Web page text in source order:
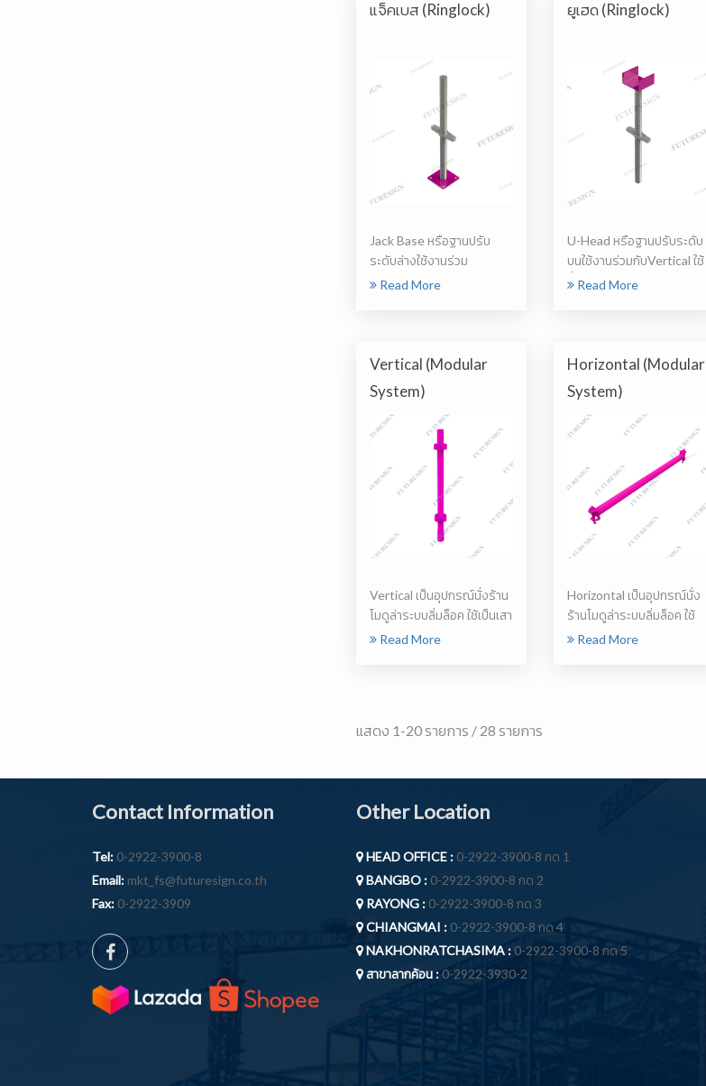
แจ็คเบส (Ringlock)
Jack Base หรือฐานปรับ
ระดับล่างใช้งานร่วม
กับVertical เพื่อรอ...
Read More
ยูเฮด (Ringlock)
U-Head หรือฐานปรับระดับ
บนใช้งานร่วมกับVertical ใช้
ค้ำยันหรื...
Read More
Vertical (Modular
System)
Vertical เป็นอุปกรณ์นั่งร้าน
โมดูล่าระบบลิ่มล็อค ใช้เป็นเสา
ห...Read More
Horizontal (Modular
System)
Horizontal เป็นอุปกรณ์นั่ง
ร้านโมดูล่าระบบลิ่มล็อค ใช้
สำหรับ...
Read More
แสดง 1-20 รายการ / 28 รายการ
Contact Information
Tel: 0-2922-3900-8
Email: mkt_fs@futuresign.co.th
Fax: 0-2922-3909
Other Location
HEAD OFFICE :0-2922-3900-8 กด 1
BANGBO :0-2922-3900-8 กด 2
RAYONG :0-2922-3900-8 กด 3
CHIANGMAI :0-2922-3900-8 กด 4
NAKHONRATCHASIMA :0-2922-3900-8 กด 5
สาขาลากค้อน :0-2922-3930-2